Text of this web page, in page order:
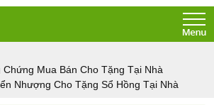
Chứng Mua Bán Cho Tặng Tại Nhà
Nhượng Cho Tặng Sổ Hồng Tại Nhà